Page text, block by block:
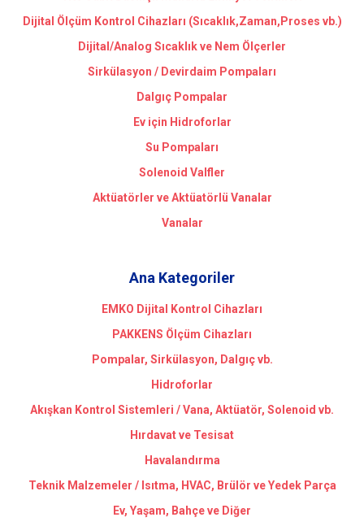
Dijital Ölçüm Kontrol Cihazları (Sıcaklık,Zaman,Proses vb.)
Dijital/Analog Sıcaklık ve Nem Ölçerler
Sirkülasyon / Devirdaim Pompaları
Dalgıç Pompalar
Ev için Hidroforlar
Su Pompaları
Solenoid Valfler
Aktüatörler ve Aktüatörlü Vanalar
Vanalar
Ana Kategoriler
EMKO Dijital Kontrol Cihazları
PAKKENS Ölçüm Cihazları
Pompalar, Sirkülasyon, Dalgıç vb.
Hidroforlar
Akışkan Kontrol Sistemleri / Vana, Aktüatör, Solenoid vb.
Hırdavat ve Tesisat
Havalandırma
Teknik Malzemeler / Isıtma, HVAC, Brülör ve Yedek Parça
Ev, Yaşam, Bahçe ve Diğer